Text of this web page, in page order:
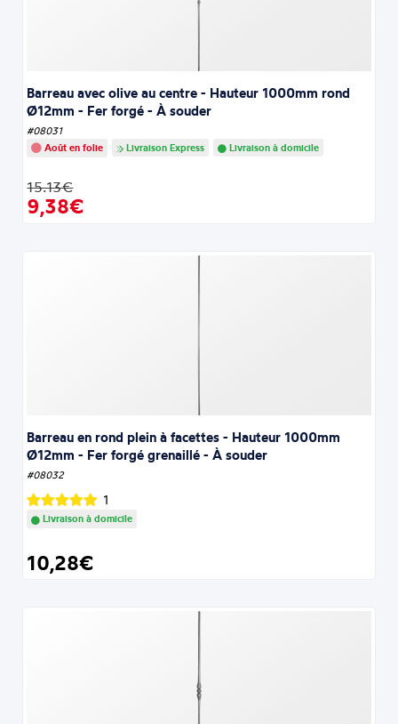
Barreau avec olive au centre - Hauteur 1000mm rond
Ø12mm - Fer forgé - À souder
#08031
Août en folie
Livraison Express Livraison à domicile
15.13€
9,38€
Barreau en rond plein à facettes - Hauteur 1000mm
Ø12mm - Fer forgé grenaillé - À souder
#08032
1
Livraison à domicile
10,28€